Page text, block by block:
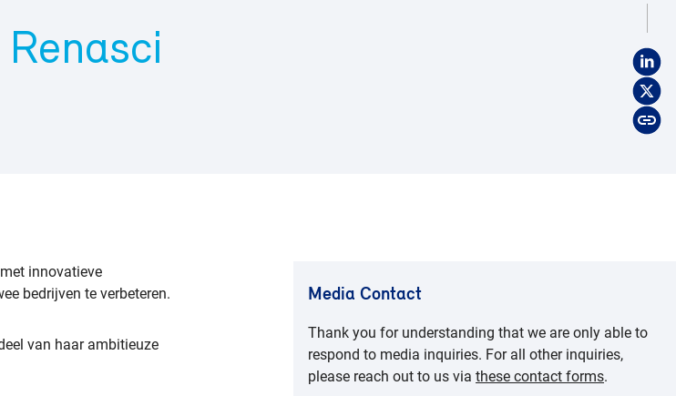
innovatieve
bedrijven te verbeteren.
van haar ambitieuze
Media Contact
Thank you for understanding that we are only able to
respond to media inquiries. For all other inquiries,
please reach out to us via these contact forms.